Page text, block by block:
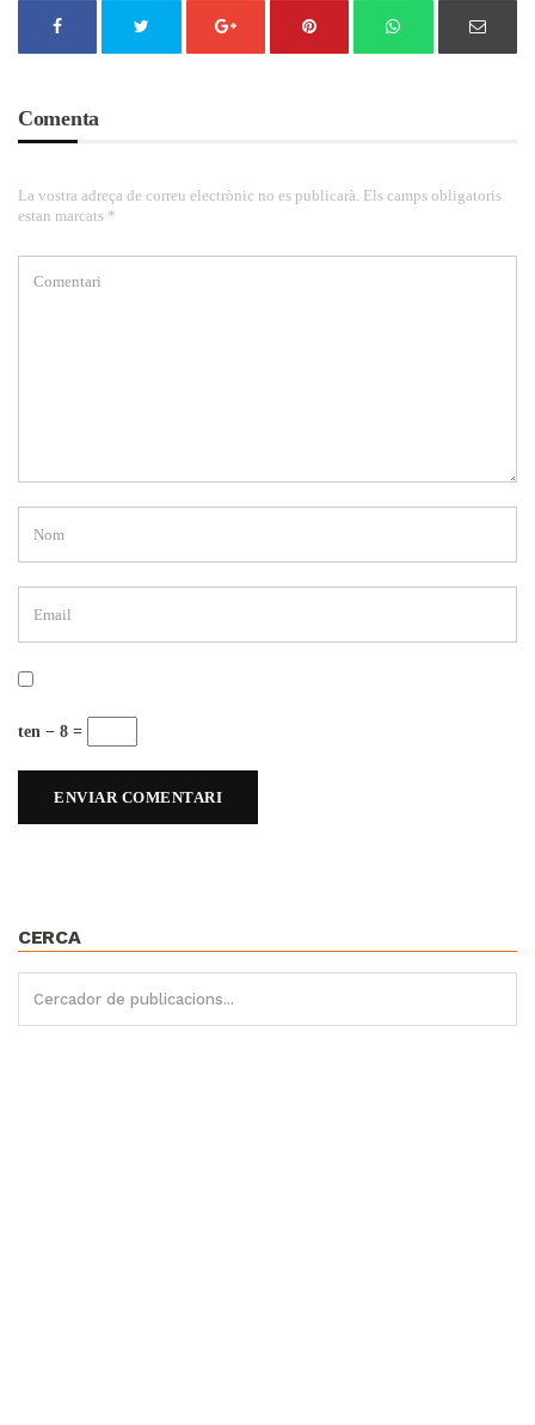
Comenta
La vostra adreça de correu electrònic no es publicarà. Els camps obligatoris
estan marcats *
ten − 8 =
CERCA